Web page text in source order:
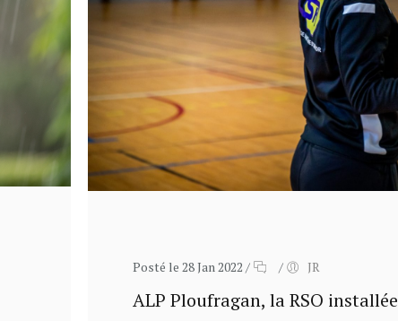
Posté le 28 Jan 2022 / / JR
ALP Ploufragan, la RSO installée